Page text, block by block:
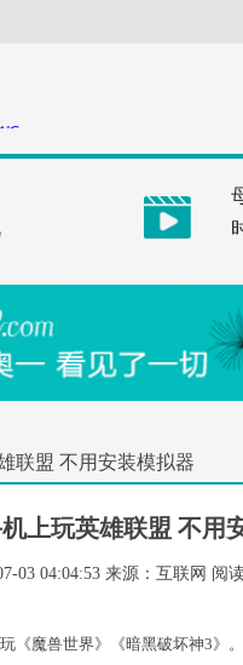
联盟 不用安装模拟器
上玩英雄联盟 不用
03 04:04:53 来源：互联网 阅
《魔兽世界》《暗黑破坏神3》